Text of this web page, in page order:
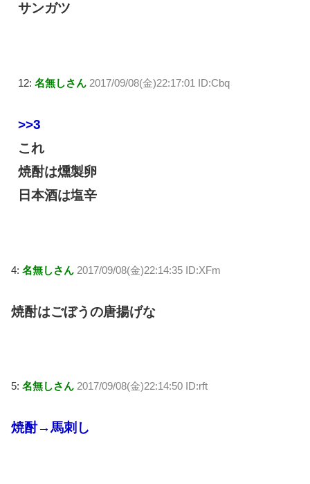
サンガツ
12: 名無しさん 2017/09/08(金)22:17:01 ID:Cbq
>>3
これ
焼酎は燻製卵
日本酒は塩辛
4: 名無しさん 2017/09/08(金)22:14:35 ID:XFm
焼酎はごぼうの唐揚げな
5: 名無しさん 2017/09/08(金)22:14:50 ID:rft
焼酎→馬刺し